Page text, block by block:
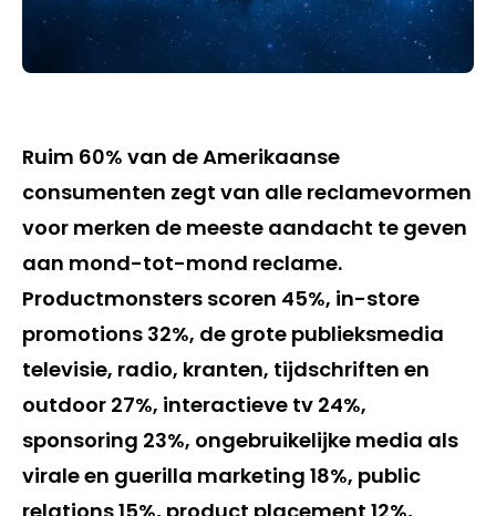
Ruim 60% van de Amerikaanse
consumenten zegt van alle reclamevormen
voor merken de meeste aandacht te geven
aan mond-tot-mond reclame.
Productmonsters scoren 45%, in-store
promotions 32%, de grote publieksmedia
televisie, radio, kranten, tijdschriften en
outdoor 27%, interactieve tv 24%,
sponsoring 23%, ongebruikelijke media als
virale en guerilla marketing 18%, public